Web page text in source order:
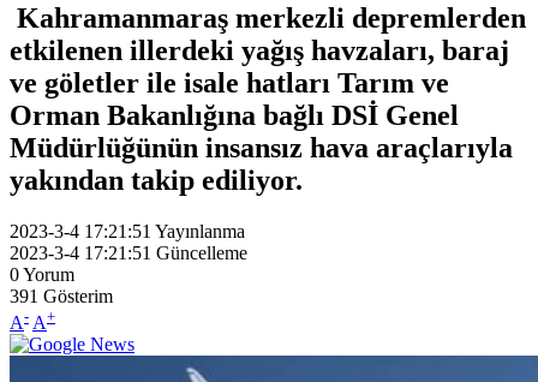
Kahramanmaraş merkezli depremlerden
etkilenen illerdeki yağış havzaları, baraj
ve göletler ile isale hatları Tarım ve
Orman Bakanlığına bağlı DSİ Genel
Müdürlüğünün insansız hava araçlarıyla
yakından takip ediliyor.
2023-3-4 17:21:51 Yayınlanma
2023-3-4 17:21:51 Güncelleme
0Yorum
391 Gösterim
A- A+